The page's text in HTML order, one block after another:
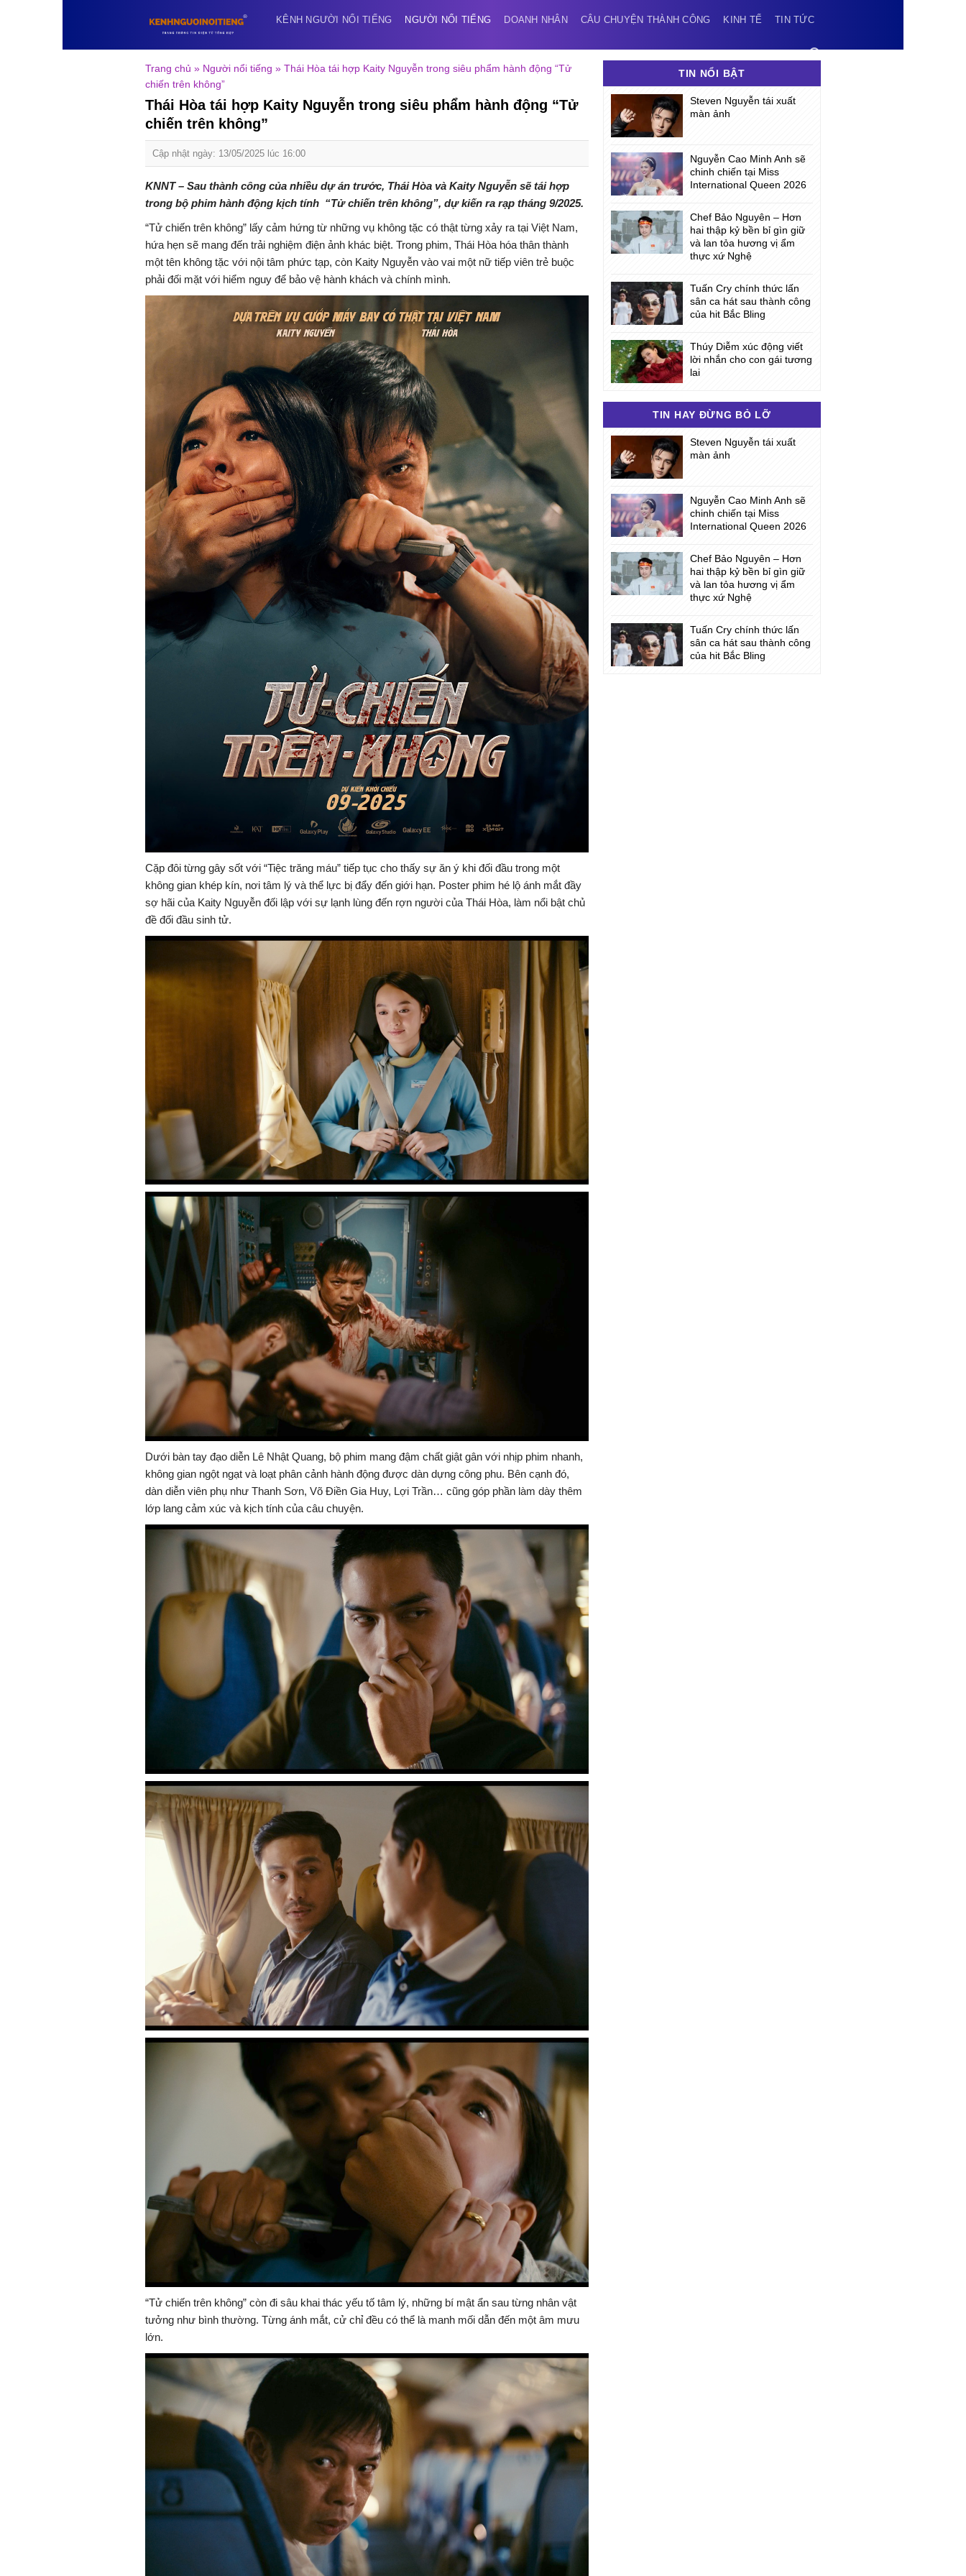
KÊNH NGƯỜI NỔI TIẾNG NGƯỜI NỔI TIẾNG DOANH NHÂN CÂU CHUYỆN THÀNH CÔNG KINH TẾ TIN TỨC
Trang chủ » Người nổi tiếng » Thái Hòa tái hợp Kaity Nguyễn trong siêu phẩm hành động “Tử
chiến trên không”
Thái Hòa tái hợp Kaity Nguyễn trong siêu phẩm hành động “Tử
chiến trên không”
Cập nhật ngày: 13/05/2025 lúc 16:00
KNNT – Sau thành công của nhiều dự án trước, Thái Hòa và Kaity Nguyễn sẽ tái hợp
trong bộ phim hành động kịch tính “Tử chiến trên không”, dự kiến ra rạp tháng 9/2025.
“Tử chiến trên không” lấy cảm hứng từ những vụ không tặc có thật từng xảy ra tại Việt Nam,
hứa hẹn sẽ mang đến trải nghiệm điện ảnh khác biệt. Trong phim, Thái Hòa hóa thân thành
một tên không tặc với nội tâm phức tạp, còn Kaity Nguyễn vào vai một nữ tiếp viên trẻ buộc
phải đối mặt với hiểm nguy để bảo vệ hành khách và chính mình.
Cặp đôi từng gây sốt với “Tiệc trăng máu” tiếp tục cho thấy sự ăn ý khi đối đầu trong một
không gian khép kín, nơi tâm lý và thể lực bị đẩy đến giới hạn. Poster phim hé lộ ánh mắt đầy
sợ hãi của Kaity Nguyễn đối lập với sự lạnh lùng đến rợn người của Thái Hòa, làm nổi bật chủ
đề đối đầu sinh tử.
Dưới bàn tay đạo diễn Lê Nhật Quang, bộ phim mang đậm chất giật gân với nhịp phim nhanh,
không gian ngột ngạt và loạt phân cảnh hành động được dàn dựng công phu. Bên cạnh đó,
dàn diễn viên phụ như Thanh Sơn, Võ Điền Gia Huy, Lợi Trần… cũng góp phần làm dày thêm
lớp lang cảm xúc và kịch tính của câu chuyện.
“Tử chiến trên không” còn đi sâu khai thác yếu tố tâm lý, những bí mật ẩn sau từng nhân vật
tưởng như bình thường. Từng ánh mắt, cử chỉ đều có thể là manh mối dẫn đến một âm mưu
lớn.
TIN NỔI BẬT
Steven Nguyễn tái xuất
màn ảnh
Nguyễn Cao Minh Anh sẽ
chinh chiến tại Miss
International Queen 2026
Chef Bảo Nguyên – Hơn
hai thập kỷ bền bỉ gìn giữ
và lan tỏa hương vị ẩm
thực xứ Nghệ
Tuấn Cry chính thức lấn
sân ca hát sau thành công
của hit Bắc Bling
Thúy Diễm xúc động viết
lời nhắn cho con gái tương
lai
TIN HAY ĐỪNG BỎ LỠ
Steven Nguyễn tái xuất
màn ảnh
Nguyễn Cao Minh Anh sẽ
chinh chiến tại Miss
International Queen 2026
Chef Bảo Nguyên – Hơn
hai thập kỷ bền bỉ gìn giữ
và lan tỏa hương vị ẩm
thực xứ Nghệ
Tuấn Cry chính thức lấn
sân ca hát sau thành công
của hit Bắc Bling